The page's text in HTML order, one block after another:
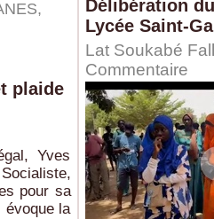
,
plaide
Yves
pour sa
évoque la
Délibération
Lycée Saint-
Lat Soukabé
Commentaire